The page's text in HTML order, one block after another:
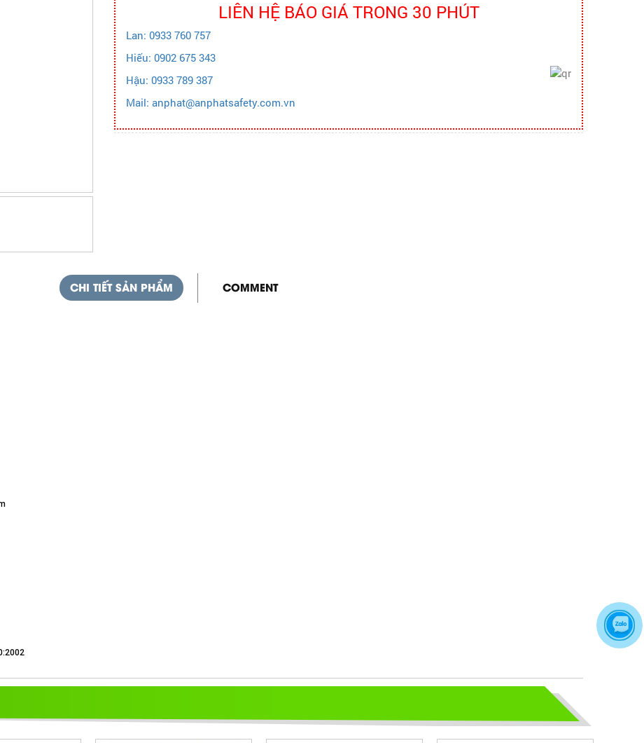
tin quốc gia về ATVSLĐ lần thứ 16
Hướng dẫn chọn mua và sử dụng mũ
Truyền thông viên nguồn về AT-
LIÊN HỆ BÁO GIÁ TRONG 30 PHÚT
Lan: 0933 760 757
Hiếu: 0902 675 343
Hậu: 0933 789 387
Mail: anphat@anphatsafety.com.vn
CHI TIẾT SẢN PHẨM COMMENT